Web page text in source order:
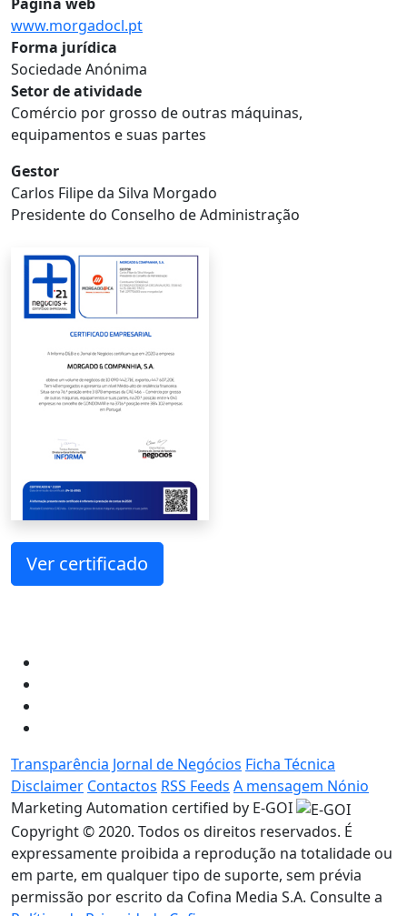
www.morgadocl.pt
Forma jurídica
Sociedade Anónima
Setor de atividade
Comércio por grosso de outras máquinas,
equipamentos e suas partes
Gestor
Carlos Filipe da Silva Morgado
Presidente do Conselho de Administração
Ver certificado
Transparência Jornal de Negócios Ficha Técnica
Disclaimer Contactos RSS Feeds A mensagem Nónio
Marketing Automation certified by E-GOI
Copyright © 2020. Todos os direitos reservados. É
expressamente proibida a reprodução na totalidade ou
em parte, em qualquer tipo de suporte, sem prévia
permissão por escrito da Cofina Media S.A. Consulte a